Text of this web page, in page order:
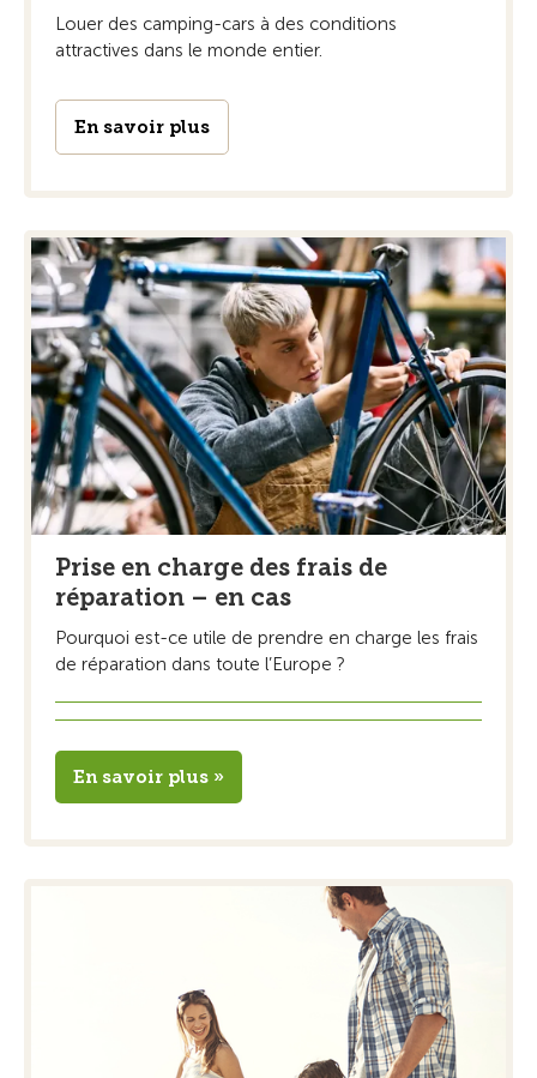
Louer des camping-cars à des conditions
attractives dans le monde entier.
En savoir plus
Prise en charge des frais de
réparation – en cas
Pourquoi est-ce utile de prendre en charge les frais
de réparation dans toute l’Europe ?
En savoir plus »